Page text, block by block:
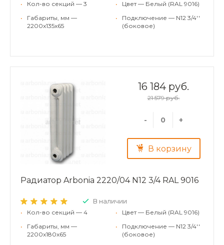
•
Кол-во секций — 3
•
Габариты, мм —
2200x135x65
•
Цвет — Белый (RAL 9016)
•
Подключение — N12 3/4''
(боковое)
16 184 руб.
21 579 руб.
- +
В корзину
Радиатор Arbonia 2220/04 N12 3/4 RAL 9016
В наличии
•
Кол-во секций — 4
•
Габариты, мм —
2200x180x65
•
Цвет — Белый (RAL 9016)
•
Подключение — N12 3/4''
(боковое)